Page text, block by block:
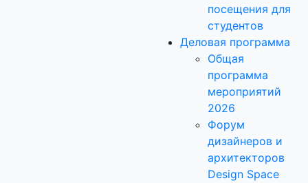
посещения для
студентов
Деловая программа
Общая
программа
мероприятий
2026
Форум
дизайнеров и
архитекторов
Design Space